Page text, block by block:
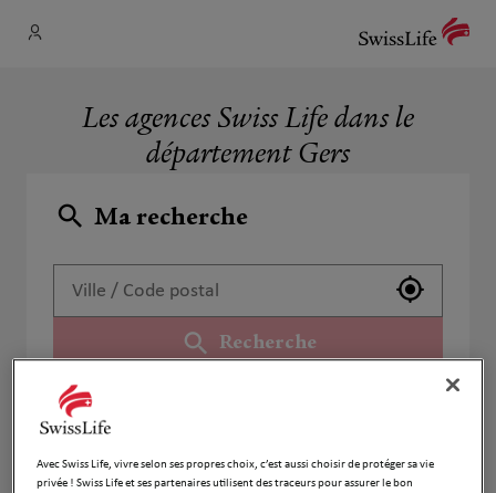
Les agences Swiss Life dans le
département Gers
Ma recherche
Utiliser
Recherche
Avec Swiss Life, vivre selon ses propres choix, c’est aussi choisir de protéger sa vie
privée ! Swiss Life et ses partenaires utilisent des traceurs pour assurer le bon